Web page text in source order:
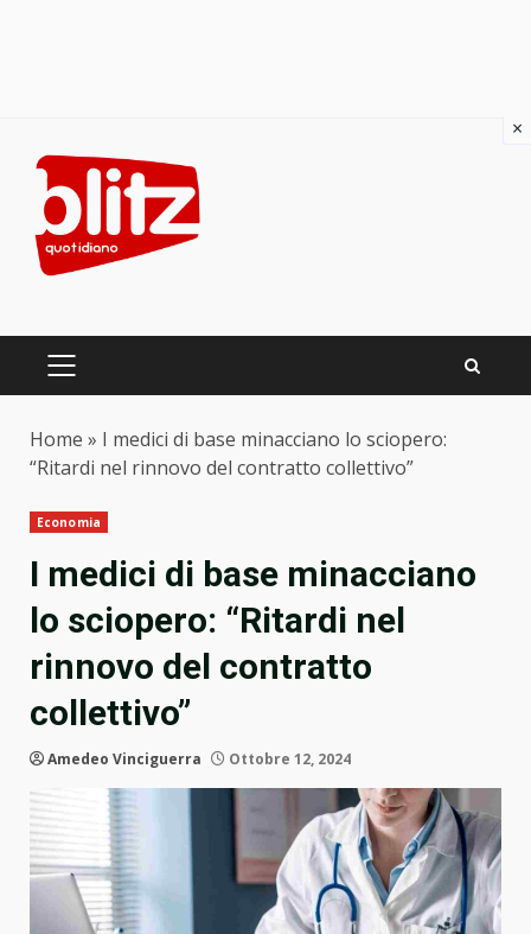
content
PRIMARY
Home » I medici di base minacciano lo sciopero:
“Ritardi nel rinnovo del contratto collettivo”
Economia
I medici di base minacciano
lo sciopero: “Ritardi nel
rinnovo del contratto
collettivo”
Amedeo Vinciguerra Ottobre 12, 2024
×